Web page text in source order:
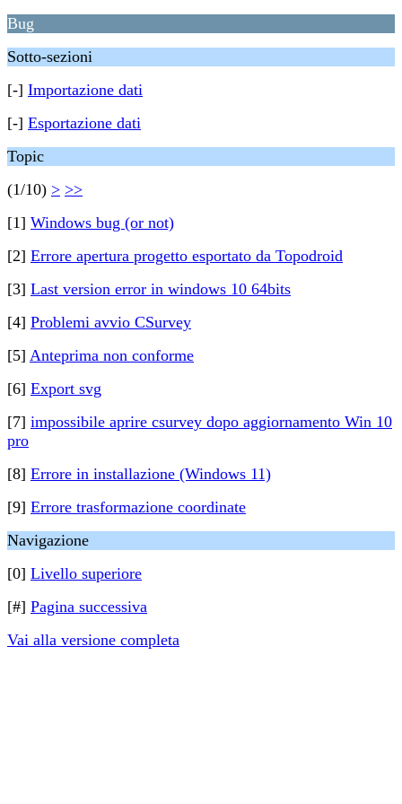
Bug
Sotto-sezioni
[-] Importazione dati
[-] Esportazione dati
Topic
(1/10) > >>
[1] Windows bug (or not)
[2] Errore apertura progetto esportato da Topodroid
[3] Last version error in windows 10 64bits
[4] Problemi avvio CSurvey
[5] Anteprima non conforme
[6] Export svg
[7] impossibile aprire csurvey dopo aggiornamento Win 10
pro
[8] Errore in installazione (Windows 11)
[9] Errore trasformazione coordinate
Navigazione
[0] Livello superiore
[#] Pagina successiva
Vai alla versione completa